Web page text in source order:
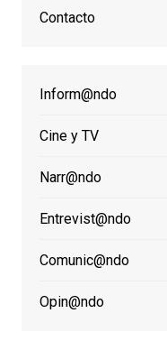
Contacto
Inform@ndo
Cine y TV
Narr@ndo
Entrevist@ndo
Comunic@ndo
Opin@ndo